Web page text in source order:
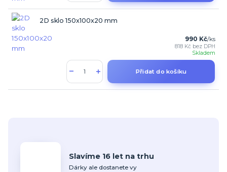
2D sklo 150x100x20 mm
990 Kč/ks
818 Kč bez DPH
Skladem
Přidat do košíku
Slavíme 16 let na trhu
Dárky ale dostanete vy